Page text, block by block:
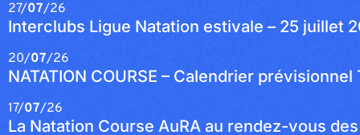
27/07/26
Interclubs Ligue Natation estivale – 25 juillet
20/07/26
NATATION COURSE – Calendrier
17/07/26
La Natation Course AuRA au rendez-vous